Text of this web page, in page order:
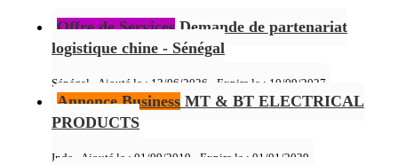
Offre de Services Demande de partenariat
logistique chine - Sénégal
Sénégal - Ajouté le : 12/06/2026 - Expire le : 10/09/2027
Annonce Business MT & BT ELECTRICAL
PRODUCTS
Inde - Ajouté le : 01/09/2019 - Expire le : 01/01/2029